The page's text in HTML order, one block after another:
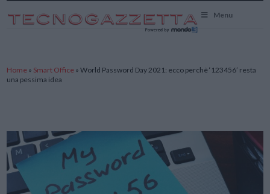
Menu
Home » Smart Office »World Password Day 2021: ecco perchè ‘123456’ resta
una pessima idea